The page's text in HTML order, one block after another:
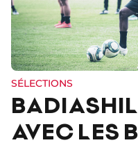
SÉLECTIONS
AVEC LES